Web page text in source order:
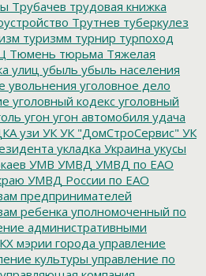
Трубачев трудовая книжка
Трутнев туберкулез
туризмм турнир турпоход
Тюмень тюрьма Тяжелая
улиц убыль убыль населения
увольнения уголовное дело
уголовный кодекс уголовный
угон угон автомобиля удача
узи УК УК "ДомСтроСервис" УК
укладка Украина укусы
УМВ УМВД УМВД по ЕАО
УМВД России по ЕАО
предпринимателей
ребенка уполномоченный по
административными
мэрии города управление
культуры управление по